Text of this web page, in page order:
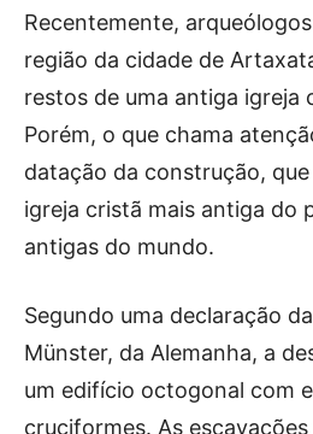
Recentemente,
região da cidade de
restos de uma antiga igreja
Porém, o que chama
datação da construção,
igreja cristã mais antiga do
antigas do mundo.
Segundo uma declaração
Münster, da Alemanha, a
um edifício octogonal com
cruciformes. As